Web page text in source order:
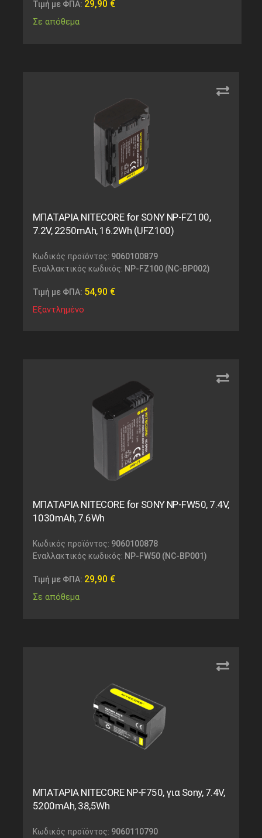
Τιμή με ΦΠΑ: 29,90 €
Σε απόθεμα
ΜΠΑΤΑΡΙΑ NITECORE for SONY NP-FZ100,
7.2V, 2250mAh, 16.2Wh (UFZ100)
Κωδικός προϊόντος: 9060100879
Εναλλακτικός κωδικός: NP-FZ100 (NC-BP002)
Τιμή με ΦΠΑ: 54,90 €
Εξαντλημένο
ΜΠΑΤΑΡΙΑ NITECORE for SONY NP-FW50, 7.4V,
1030mAh, 7.6Wh
Κωδικός προϊόντος: 9060100878
Εναλλακτικός κωδικός: NP-FW50 (NC-BP001)
Τιμή με ΦΠΑ: 29,90 €
Σε απόθεμα
ΜΠΑΤΑΡΙΑ NITECORE NP-F750, για Sony, 7.4V,
5200mAh, 38,5Wh
Κωδικός προϊόντος: 9060110790